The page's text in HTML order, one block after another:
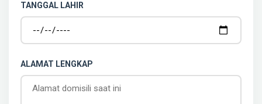
TANGGAL LAHIR
ALAMAT LENGKAP